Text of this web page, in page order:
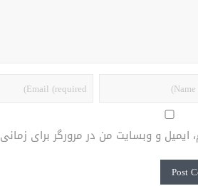
ایمیل و وبسایت من در مرورگر برای